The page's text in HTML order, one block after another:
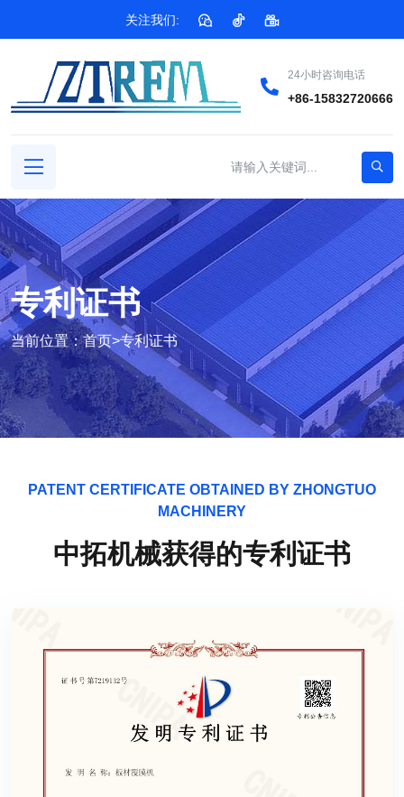
关注我们:
24小时咨询电话
+86-15832720666
专利证书
当前位置：首页>专利证书
PATENT CERTIFICATE OBTAINED BY ZHONGTUO
MACHINERY
中拓机械获得的专利证书